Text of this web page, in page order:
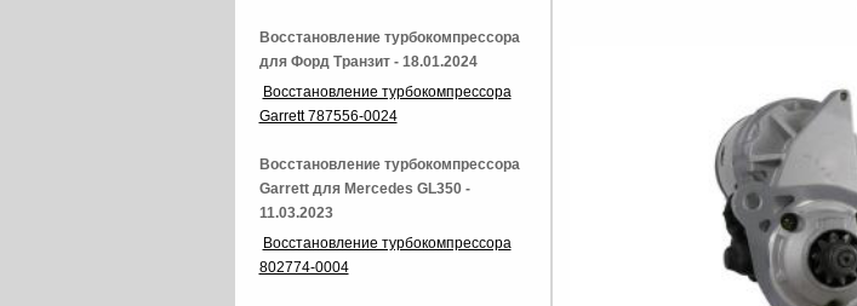
Восстановление турбокомпрессора
для Форд Транзит - 18.01.2024
Восстановление турбокомпрессора
Garrett 787556-0024
Восстановление турбокомпрессора
Garrett для Mercedes GL350 -
11.03.2023
Восстановление турбокомпрессора
802774-0004